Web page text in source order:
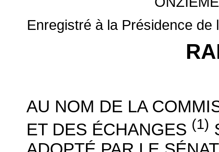
Enregistré à la Présidence
AU NOM DE LA
ET DES ÉCHANGES (1)